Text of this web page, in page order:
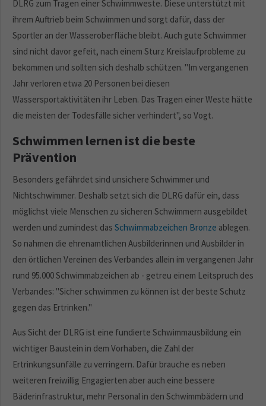
DLRG zum Tragen einer Schwimmweste. Diese unterstützt mit
ihrem Auftrieb beim Schwimmen und sorgt dafür, dass der
Sportler an der Wasseroberfläche bleibt. Auch gute Schwimmer
sind nicht davor gefeit, nach einem Sturz Kreislaufprobleme zu
bekommen und sollten sich deshalb schützen. "Im vergangenen
Jahr verloren etwa 20 Personen bei diesen
Wassersportaktivitäten ihr Leben. Das Tragen einer Weste hätte
die meisten der Todesfälle sicher verhindert", so Vogt.
Schwimmen lernen ist die beste
Prävention
Besonders gefährdet sind unsichere Schwimmer und
Nichtschwimmer. Deshalb setzt sich die DLRG dafür ein, dass
möglichst viele Menschen zu sicheren Schwimmern ausgebildet
werden und zumindest das Schwimmabzeichen Bronze ablegen.
So nahmen die ehrenamtlichen Ausbilderinnen und Ausbilder in
den örtlichen Vereinen des Verbandes allein im vergangenen Jahr
rund 95.000 Schwimmabzeichen ab - getreu einem Leitspruch des
Verbandes: "Sicher schwimmen zu können ist der beste Schutz
gegen das Ertrinken."
Aus Sicht der DLRG ist eine fundierte Schwimmausbildung ein
wichtiger Baustein in dem Vorhaben, die Zahl der
Ertrinkungsunfälle zu verringern. Dafür brauche es neben
weiteren freiwillig Engagierten aber auch eine bessere
Bäderinfrastruktur, mehr Personal in den Schwimmbädern und